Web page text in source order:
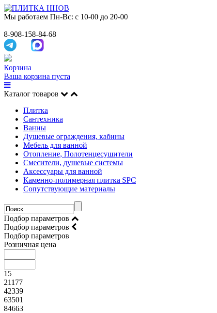
Мы работаем Пн-Вс: с 10-00 до 20-00
8-908-158-84-68
Корзина
Ваша корзина пуста
Каталог товаров
Плитка
Сантехника
Ванны
Душевые ограждения, кабины
Мебель для ванной
Отопление, Полотенцесушители
Смесители, душевые системы
Аксессуары для ванной
Каменно-полимерная плитка SPC
Сопутствующие материалы
Подбор параметров
Подбор параметров
Подбор параметров
Розничная цена
15
21177
42339
63501
84663